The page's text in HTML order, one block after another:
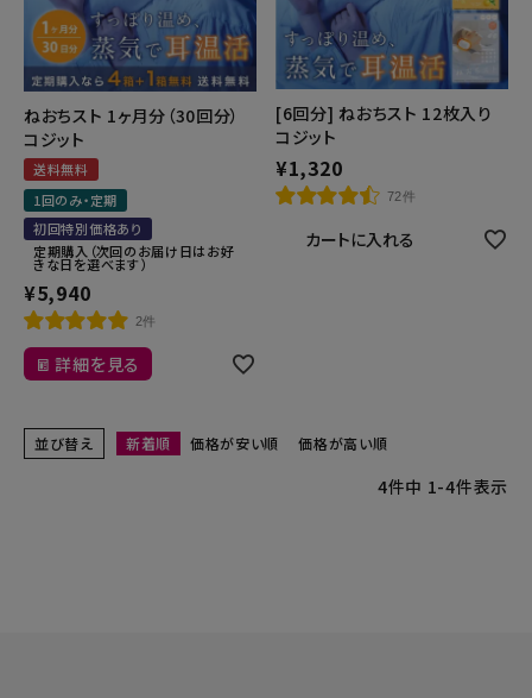
ねおちスト 1ヶ月分（30回分）
コジット
送料無料
1回のみ・定期
初回特別価格あり
定期購入（次回のお届け日はお好
きな日を選べます）
¥5,940
2件
詳細を見る
[6回分] ねおちスト 12枚入り
コジット
¥1,320
72件
カートに入れる
並び替え 新着順 価格が安い順 価格が高い順
4件中 1-4件表示